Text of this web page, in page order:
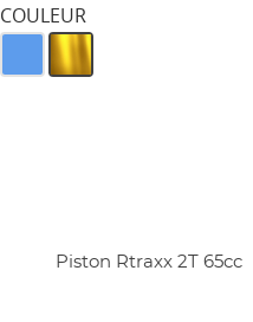
COULEUR
Piston Rtraxx 2T 65cc